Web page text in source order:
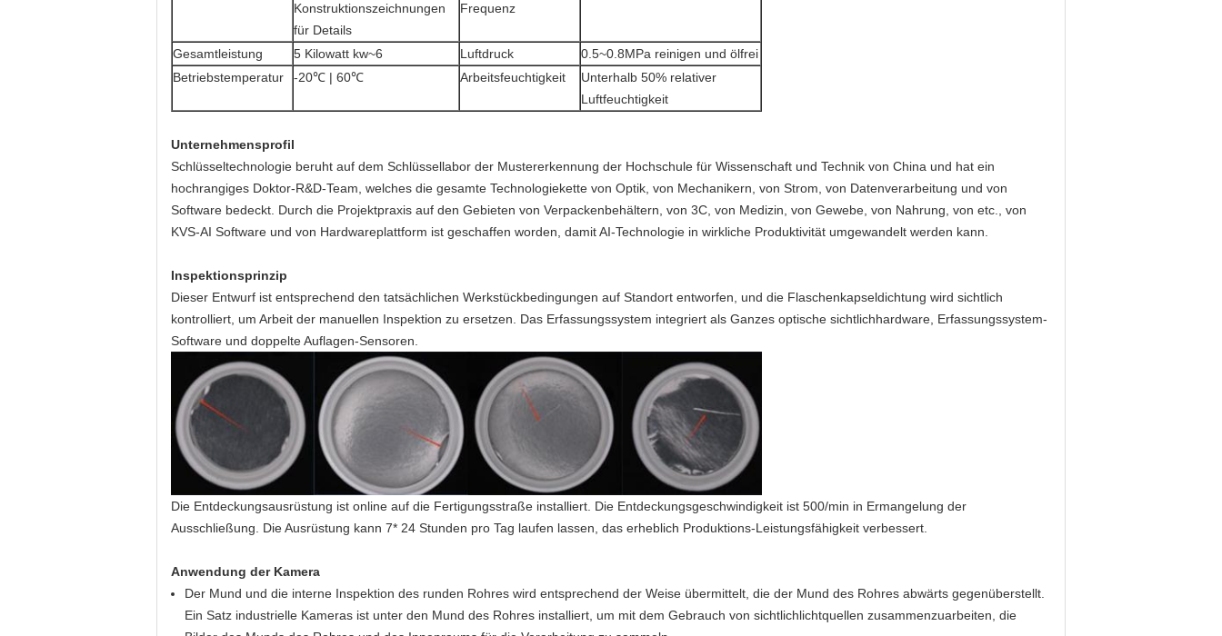
Konstruktionszeichnungen
für Details
Frequenz
Gesamtleistung 5 Kilowatt kw~6 Luftdruck
0.5~0.8MPa reinigen und ölfrei
Betriebstemperatur
-20℃ | 60℃ Arbeitsfeuchtigkeit
Unterhalb 50% relativer
Luftfeuchtigkeit
Unternehmensprofil
Schlüsseltechnologie beruht auf dem Schlüssellabor der Mustererkennung der Hochschule für Wissenschaft und Technik von China und hat ein
hochrangiges Doktor-R&D-Team, welches die gesamte Technologiekette von Optik, von Mechanikern, von Strom, von Datenverarbeitung und von
Software bedeckt. Durch die Projektpraxis auf den Gebieten von Verpackenbehältern, von 3C, von Medizin, von Gewebe, von Nahrung, von etc., von
KVS-AI Software und von Hardwareplattform ist geschaffen worden, damit AI-Technologie in wirkliche Produktivität umgewandelt werden kann.
Inspektionsprinzip
Dieser Entwurf ist entsprechend den tatsächlichen Werkstückbedingungen auf Standort entworfen, und die Flaschenkapseldichtung wird sichtlich
kontrolliert, um Arbeit der manuellen Inspektion zu ersetzen. Das Erfassungssystem integriert als Ganzes optische sichtlichhardware, Erfassungssystem-
Software und doppelte Auflagen-Sensoren.
Die Entdeckungsausrüstung ist online auf die Fertigungsstraße installiert. Die Entdeckungsgeschwindigkeit ist 500/min in Ermangelung der
Ausschließung. Die Ausrüstung kann 7* 24 Stunden pro Tag laufen lassen, das erheblich Produktions-Leistungsfähigkeit verbessert.
Anwendung der Kamera
Der Mund und die interne Inspektion des runden Rohres wird entsprechend der Weise übermittelt, die der Mund des Rohres abwärts gegenüberstellt.
Ein Satz industrielle Kameras ist unter den Mund des Rohres installiert, um mit dem Gebrauch von sichtlichlichtquellen zusammenzuarbeiten, die